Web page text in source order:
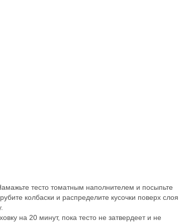
тесто томатным наполнителем и посыпьте
колбаски и распределите кусочки поверх слоя
на 20 минут, пока тесто не затвердеет и не